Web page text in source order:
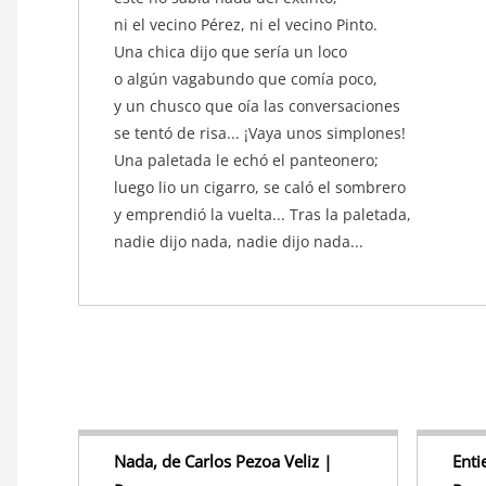
ni el vecino Pérez, ni el vecino Pinto.
Una chica dijo que sería un loco
o algún vagabundo que comía poco,
y un chusco que oía las conversaciones
se tentó de risa... ¡Vaya unos simplones!
Una paletada le echó el panteonero;
luego lio un cigarro, se caló el sombrero
y emprendió la vuelta... Tras la paletada,
nadie dijo nada, nadie dijo nada...
Nada, de Carlos Pezoa Veliz |